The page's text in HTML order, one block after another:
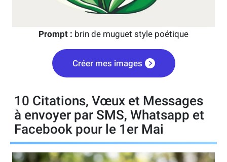
Prompt : brin de muguet style poétique
Créer mes images
10 Citations, Vœux et Messages
à envoyer par SMS, Whatsapp et
Facebook pour le 1er Mai